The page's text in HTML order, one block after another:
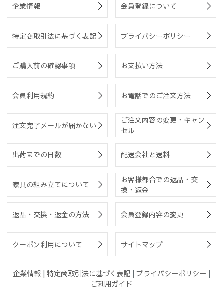
企業情報 会員登録について
特定商取引法に基づく表記 プライバシーポリシー
ご購入前の確認事項 お支払い方法
会員利用規約 お電話でのご注文方法
注文完了メールが届かない
ご注文内容の変更・キャン
セル
出荷までの日数 配送会社と送料
家具の組み立てについて
お客様都合での返品・交
換・返金
返品・交換・返金の方法 会員登録内容の変更
クーポン利用について サイトマップ
企業情報 | 特定商取引法に基づく表記 | プライバシーポリシー |
ご利用ガイド